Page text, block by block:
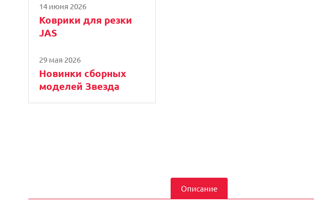
14 июня 2026
Коврики для резки
JAS
29 мая 2026
Новинки сборных
моделей Звезда
Описание